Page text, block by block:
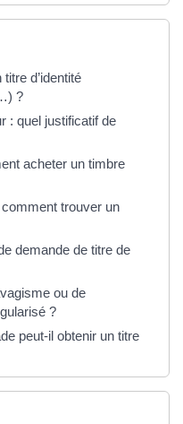
d’identité
?
: quel justificatif de
acheter un timbre
comment trouver un
demande de titre de
ou de
?
peut-il obtenir un titre